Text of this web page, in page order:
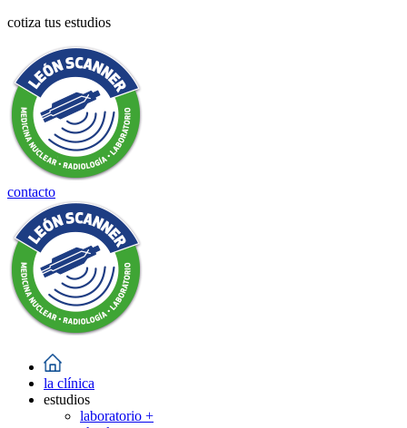
cotiza tus estudios
contacto
la clínica
estudios
laboratorio +